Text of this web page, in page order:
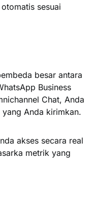
sesuai
besar antara
Business
Chat, Anda
Anda kirimkan.
akses secara real
metrik yang